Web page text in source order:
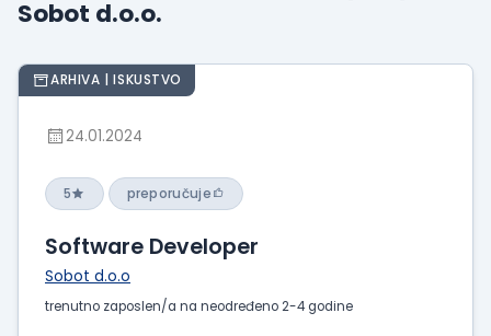
Prikaži
o
radu
Prikaži
intervjua
Sobot d.o.o.
ARHIVA | ISKUSTVO
24.01.2024
5 preporučuje
Software Developer
Sobot d.o.o
trenutno zaposlen/a na neodređeno 2-4 godine